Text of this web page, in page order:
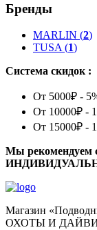
Бренды
MARLIN (2)
TUSA(1)
Система скидок :
От 5000₽ -
От 10000₽ -
От 15000₽ -
Мы рекомендуем
Магазин
ОХОТЫ И